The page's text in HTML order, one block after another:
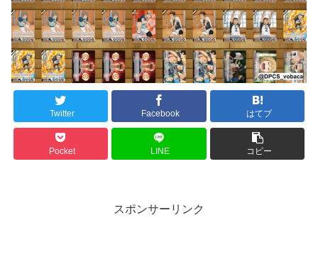
Twitter Facebook はてブ
Pocket LINE コピー
スポンサーリンク